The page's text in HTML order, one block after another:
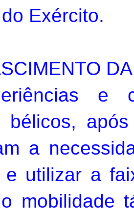
Exército.
e
bélicos,
a
e utilizar a
mobilidade